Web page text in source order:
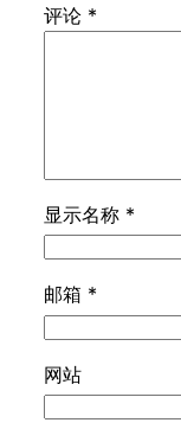
评论 *
显示名称 *
邮箱 *
网站